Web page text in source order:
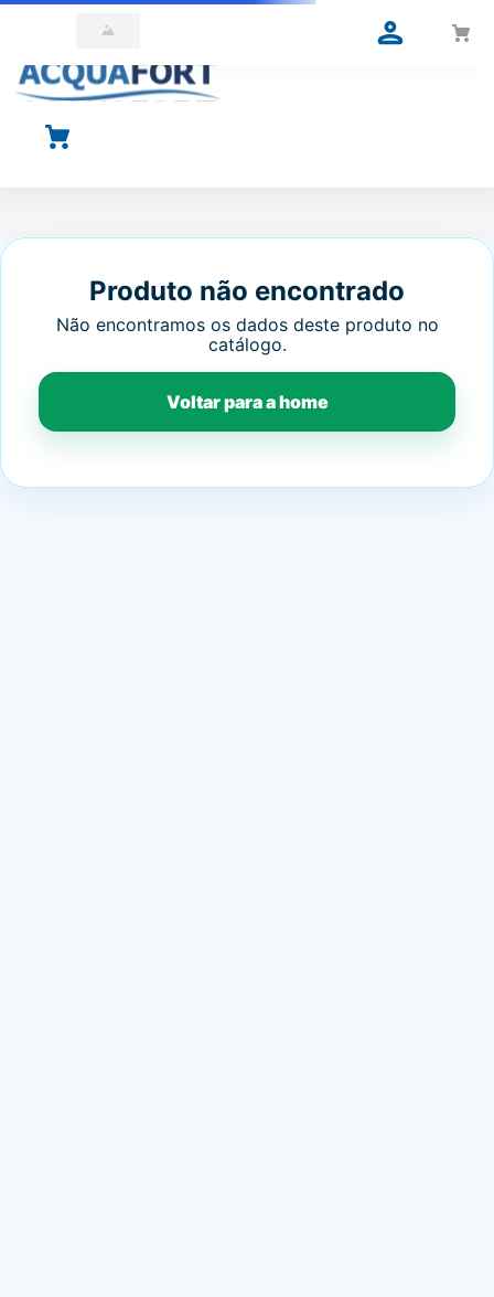
O que você está procurando?
Produto não encontrado
Não encontramos os dados deste produto no
catálogo.
Voltar para a home